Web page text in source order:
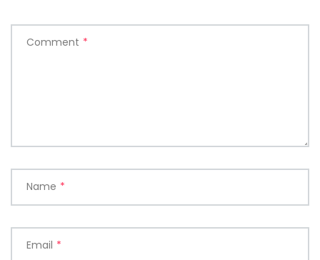
Comment *
Name *
Email *